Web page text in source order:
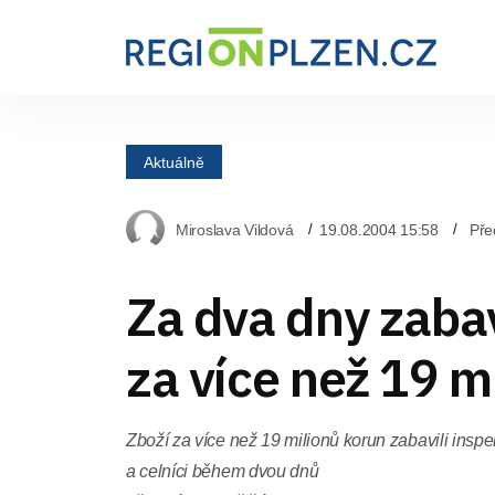
Aktuálně
Miroslava Vildová 19.08.2004 15:58
Za dva dny
za více než 19
Zboží za více než 19 milionů korun zabavili
a celníci během dvou dnů